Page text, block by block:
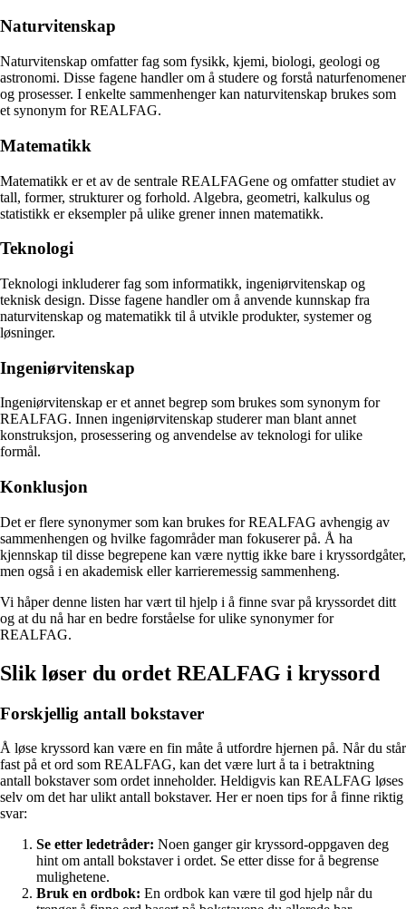
Naturvitenskap
Naturvitenskap omfatter fag som fysikk, kjemi, biologi, geologi og
astronomi. Disse fagene handler om å studere og forstå naturfenomener
og prosesser. I enkelte sammenhenger kan naturvitenskap brukes som
et synonym for REALFAG.
Matematikk
Matematikk er et av de sentrale REALFAGene og omfatter studiet av
tall, former, strukturer og forhold. Algebra, geometri, kalkulus og
statistikk er eksempler på ulike grener innen matematikk.
Teknologi
Teknologi inkluderer fag som informatikk, ingeniørvitenskap og
teknisk design. Disse fagene handler om å anvende kunnskap fra
naturvitenskap og matematikk til å utvikle produkter, systemer og
løsninger.
Ingeniørvitenskap
Ingeniørvitenskap er et annet begrep som brukes som synonym for
REALFAG. Innen ingeniørvitenskap studerer man blant annet
konstruksjon, prosessering og anvendelse av teknologi for ulike
formål.
Konklusjon
Det er flere synonymer som kan brukes for REALFAG avhengig av
sammenhengen og hvilke fagområder man fokuserer på. Å ha
kjennskap til disse begrepene kan være nyttig ikke bare i kryssordgåter,
men også i en akademisk eller karrieremessig sammenheng.
Vi håper denne listen har vært til hjelp i å finne svar på kryssordet ditt
og at du nå har en bedre forståelse for ulike synonymer for
REALFAG.
Slik løser du ordet REALFAG i kryssord
Forskjellig antall bokstaver
Å løse kryssord kan være en fin måte å utfordre hjernen på. Når du står
fast på et ord som REALFAG, kan det være lurt å ta i betraktning
antall bokstaver som ordet inneholder. Heldigvis kan REALFAG løses
selv om det har ulikt antall bokstaver. Her er noen tips for å finne riktig
svar:
Se etter ledetråder: Noen ganger gir kryssord-oppgaven deg
hint om antall bokstaver i ordet. Se etter disse for å begrense
mulighetene.
Bruk en ordbok: En ordbok kan være til god hjelp når du